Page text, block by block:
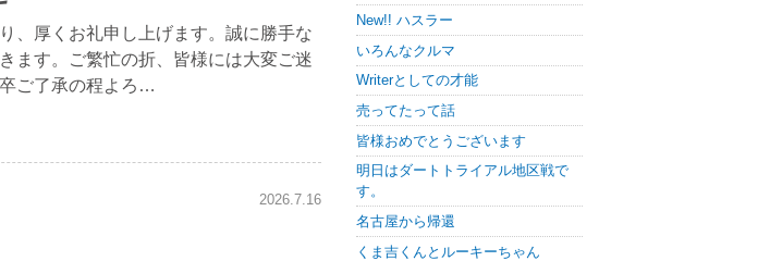
、厚くお礼申し上げます。誠に勝手な
ます。ご繁忙の折、皆様には大変ご迷
ご了承の程よろ…
2026.7.16
New!! ハスラー
いろんなクルマ
Writerとしての才能
売ってたって話
皆様おめでとうございます
明日はダートトライアル地区戦で
す。
名古屋から帰還
くま吉くんとルーキーちゃん